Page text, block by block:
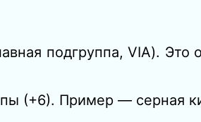
подгруппа, VIA). Это
(+6). Пример — серная